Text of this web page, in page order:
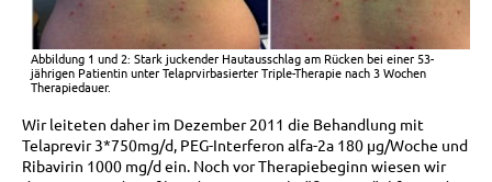
Abbildung 1 und 2: Stark juckender Hautausschlag am Rücken bei einer 53-
jährigen Patientin unter Telaprvirbasierter Triple-Therapie nach 3 Wochen
Therapiedauer.
Wir leiteten daher im Dezember 2011 die Behandlung mit
Telaprevir 3*750mg/d, PEG-Interferon alfa-2a 180 µg/Woche und
Ribavirin 1000 mg/d ein. Noch vor Therapiebeginn wiesen wir